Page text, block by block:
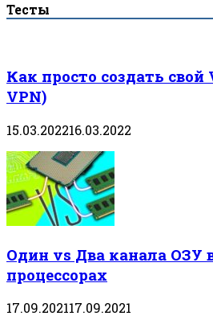
Тесты
Как просто создать свой
VPN)
15.03.202216.03.2022
Один vs Два канала ОЗУ
процессорах
17.09.202117.09.2021